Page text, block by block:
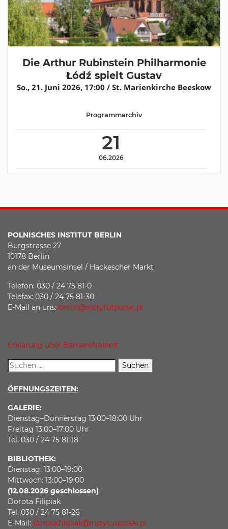
Die Arthur Rubinstein Philharmonie
Łódź spielt Gustav
So., 21. Juni 2026, 17:00 / St. Marienkirche Beeskow
21
06.2026
Programmarchiv
POLNISCHES INSTITUT BERLIN
Burgstrasse 27
10178 Berlin
an der Museumsinsel / Hackescher Markt
Telefon: 030 / 24 75 81-0
Telefax: 030 / 24 75 81-30
E-Mail an uns: berlin@instytutpolski.pl
Erklärung über Barrierefreiheit
ÖFFNUNGSZEITEN:
GALERIE:
Dienstag–Donnerstag 13:00–18:00 Uhr
Freitag 13:00–17:00 Uhr
Tel. 030 / 24 75 81-18
BIBLIOTHEK:
Dienstag: 13:00–19:00
Mittwoch: 13:00–19:00
(12.08.2026 geschlossen)
Dorota Filipiak
Tel. 030 / 24 75 81-26
E-Mail: dorota.filipiak@instytutpolski.pl